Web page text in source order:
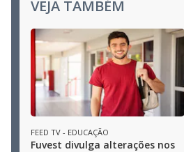
VEJA TAMBÉM
FEED TV - EDUCAÇÃO
Fuvest divulga alterações nos